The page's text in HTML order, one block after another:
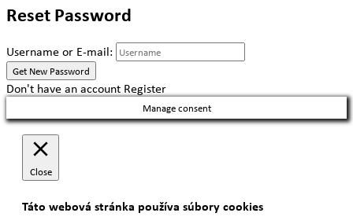
Reset Password
Username or E-mail:
Don't have an account Register
Manage consent
Close
Táto webová stránka používa súbory cookies